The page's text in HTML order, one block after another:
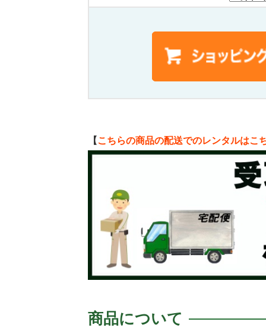
【こちらの商品の配送でのレンタルはこ
商品について